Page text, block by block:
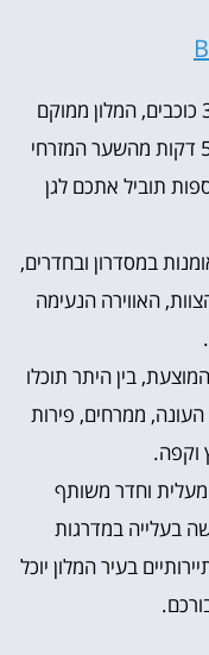
ברחוב Beestenmarkt ממוקם מלון 3 כוכבים, המלון ממוקם
במרכז העיר ונמצא במרחק הליכה של 5 דקות מהשער המזרחי
של 5 דקות נוספות תוביל אתכם לגן
במסדרון ובחדרים,
האווירה הנעימה
בין היתר תוכלו
העונה, ממרחים, פירות
וקפה.
מעלית וחדר משותף
בעלייה במדרגות
בעיר המלון יוכל